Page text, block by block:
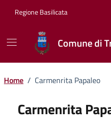
Regione Basilicata
Comune di
Home / Carmenrita Papaleo
Carmenrita